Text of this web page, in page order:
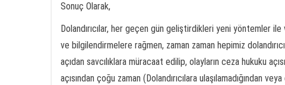
Sonuç Olarak,
Dolandırıcılar, her geçen gün geliştirdikleri yeni yöntemler
ve bilgilendirmelere rağmen, zaman zaman hepimiz
açıdan savcılıklara müracaat edilip, olayların ceza hukuku
açısından çoğu zaman (Dolandırıcılara ulaşılamadığından